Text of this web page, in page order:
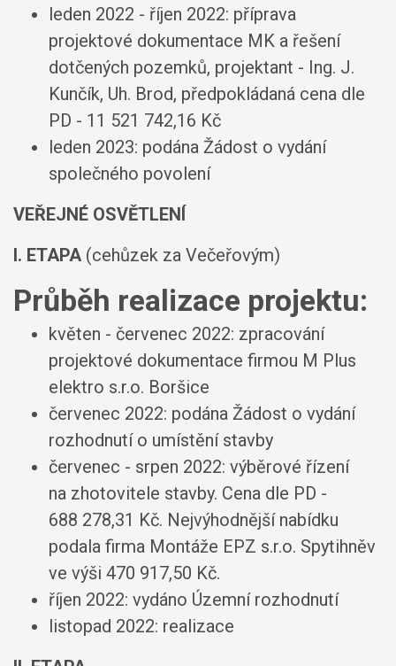
leden 2022 - říjen 2022: příprava
projektové dokumentace MK a řešení
dotčených pozemků, projektant - Ing. J.
Kunčík, Uh. Brod, předpokládaná cena dle
PD - 11 521 742,16 Kč
leden 2023: podána Žádost o vydání
společného povolení
VEŘEJNÉ OSVĚTLENÍ
I. ETAPA (cehůzek za Večeřovým)
Průběh realizace projektu:
květen - červenec 2022: zpracování
projektové dokumentace firmou M Plus
elektro s.r.o. Boršice
červenec 2022: podána Žádost o vydání
rozhodnutí o umístění stavby
červenec - srpen 2022: výběrové řízení
na zhotovitele stavby. Cena dle PD -
688 278,31 Kč. Nejvýhodnější nabídku
podala firma Montáže EPZ s.r.o. Spytihněv
ve výši 470 917,50 Kč.
říjen 2022: vydáno Územní rozhodnutí
listopad 2022: realizace